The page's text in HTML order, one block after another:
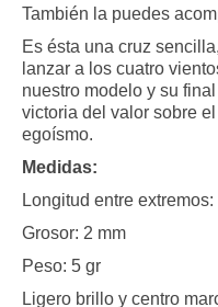
También la puedes
Es ésta una cruz
lanzar a los cuatro
nuestro modelo y su
victoria del valor sobre
egoísmo.
Medidas:
Longitud entre
Grosor: 2 mm
Peso: 5 gr
Ligero brillo y centro